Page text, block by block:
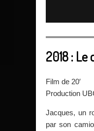
2018 : Le
Film de 20′
Production
Jacques, un
par son